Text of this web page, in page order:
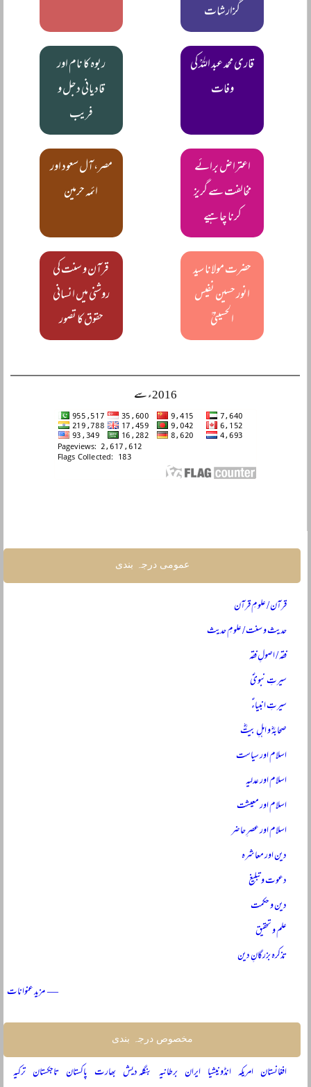
گزارشات
قاری محمد عبد اللہؒ کی
وفات
ربوہ کا نام اور
قادیانی دجل و
فریب
اعتراض برائے
مخالفت سے گریز
کرنا چاہیے
مصر، آل سعود اور
ائمہ حرمین
حضرت مولانا سید
انور حسین نفیس
الحسینیؒ
قرآن و سنت کی
روشنی میں انسانی
حقوق کا تصور
2016ء سے
عمومی درجہ بندی
قرآن / علومِ قرآن
حدیث و سنت / علومِ حدیث
فقہ / اصولِ فقہ
سیرتِ نبویؐ
سیرتِ انبیاءؑ
صحابہؓ و اہلِ بیتؓ
اسلام اور سیاست
اسلام اور عدلیہ
اسلام اور معیشت
اسلام اور عصرِ حاضر
دین اور معاشرہ
دعوت و تبلیغ
دین و حکمت
علم و تحقیق
تذکرہ بزرگانِ دین
— مزید عنوانات
مخصوص درجہ بندی
افغانستان امریکہ انڈونیشیا ایران برطانیہ بنگلہ دیش بھارت پاکستان تاجکستان ترکیہ